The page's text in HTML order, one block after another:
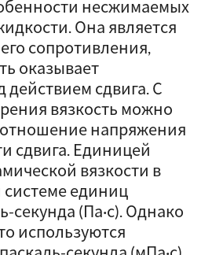
несжимаемых
Она является
сопротивления,
оказывает
сдвига. С
вязкость можно
напряжения
сдвига. Единицей
вязкости в
единиц
секунда (Па·с). Однако
используются